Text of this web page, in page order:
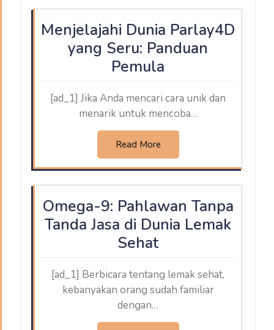
Menjelajahi Dunia Parlay4D
yang Seru: Panduan
Pemula
[ad_1] Jika Anda mencari cara unik dan
menarik untuk mencoba…
Read More
Omega-9: Pahlawan Tanpa
Tanda Jasa di Dunia Lemak
Sehat
[ad_1] Berbicara tentang lemak sehat,
kebanyakan orang sudah familiar
dengan…